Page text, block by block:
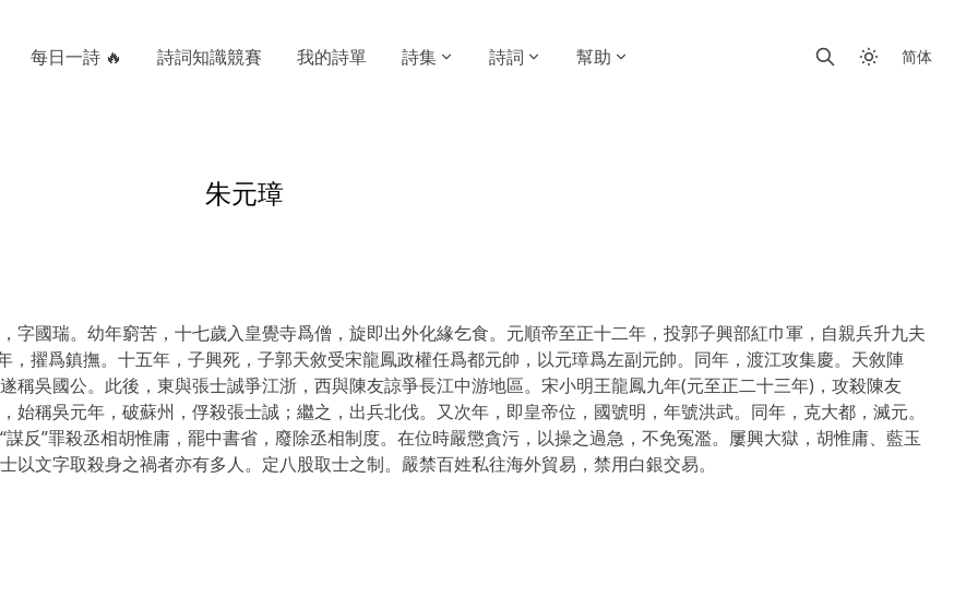
每日一詩 🔥 詩詞知識競賽 我的詩單 詩集 詩詞 幫助 简体
朱元璋
字國瑞。幼年窮苦，十七歲入皇覺寺爲僧，旋即出外化緣乞食。元順帝至正十二年，投郭子興部紅巾軍，自親兵升九夫
，擢爲鎮撫。十五年，子興死，子郭天敘受宋龍鳳政權任爲都元帥，以元璋爲左副元帥。同年，渡江攻集慶。天敘陣
稱吳國公。此後，東與張士誠爭江浙，西與陳友諒爭長江中游地區。宋小明王龍鳳九年(元至正二十三年)，攻殺陳友
稱吳元年，破蘇州，俘殺張士誠；繼之，出兵北伐。又次年，即皇帝位，國號明，年號洪武。同年，克大都，滅元。
反”罪殺丞相胡惟庸，罷中書省，廢除丞相制度。在位時嚴懲貪污，以操之過急，不免冤濫。屢興大獄，胡惟庸、藍玉
文字取殺身之禍者亦有多人。定八股取士之制。嚴禁百姓私往海外貿易，禁用白銀交易。